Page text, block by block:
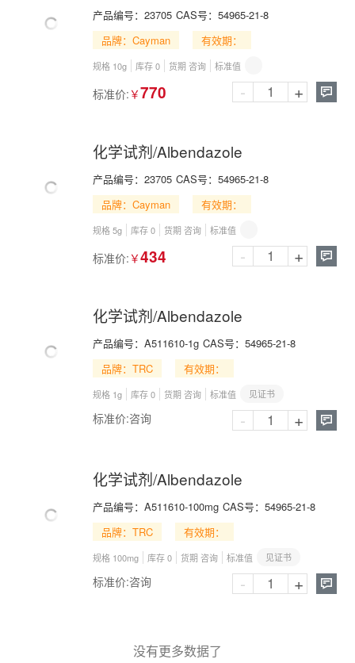
产品编号： 23705 CAS号： 54965-21-8
品牌：Cayman
有效期：
规格 10g 库存 0 货期 咨询 标准值
标准价: ￥770 
- +
化学试剂/Albendazole
产品编号： 23705 CAS号： 54965-21-8
品牌：Cayman
有效期：
规格 5g 库存 0 货期 咨询 标准值
标准价: ￥434 
- +
化学试剂/Albendazole
产品编号： A511610-1g CAS号： 54965-21-8
品牌：TRC
有效期：
规格 1g 库存 0 货期 咨询 标准值 见证书
标准价:咨询 
- +
化学试剂/Albendazole
产品编号： A511610-100mg CAS号： 54965-21-8
品牌：TRC
有效期：
规格 100mg 库存 0 货期 咨询 标准值 见证书
标准价:咨询 
- +
没有更多数据了